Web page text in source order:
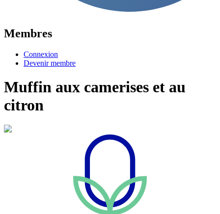
Membres
Connexion
Devenir membre
Muffin aux camerises et au
citron